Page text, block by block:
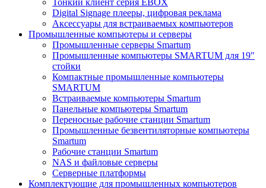
Тонкий клиент серия EBOX
Digital Signage плееры, цифровая реклама
Аксессуары для встраиваемых компьютеров
Промышленные компьютеры и серверы
Промышленные серверы Smartum
Промышленные компьютеры SMARTUM для 19"
стойки
Компактные промышленные компьютеры
SMARTUM
Встраиваемые компьютеры Smartum
Панельные компьютеры Smartum
Переносные рабочие станции Smartum
Промышленные безвентиляторные компьютеры
Smartum
Рабочие станции Smartum
NAS и файловые серверы
Серверные платформы
Комплектующие для промышленных компьютеров